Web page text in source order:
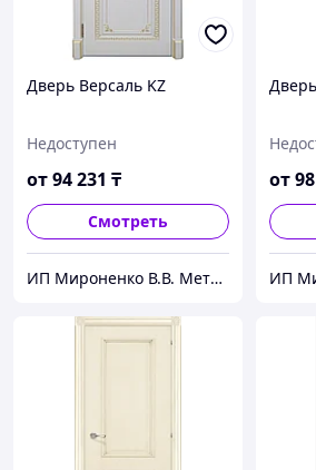
Дверь Версаль KZ
Недоступен
от94 231 ₸
Смотреть
ИП Мироненко В.В. Металлические и межкомнатные двери
от